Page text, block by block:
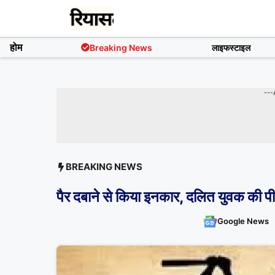
content
होम
Breaking News लाइफस्टाइल
---
BREAKING NEWS
पैर दबाने से किया इनकार, दलित युवक की
Google News